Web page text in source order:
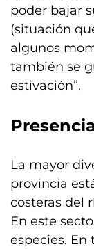
poder bajar
(situación
algunos
también se
estivación”.
La mayor
provincia
costeras del
En este
especies.